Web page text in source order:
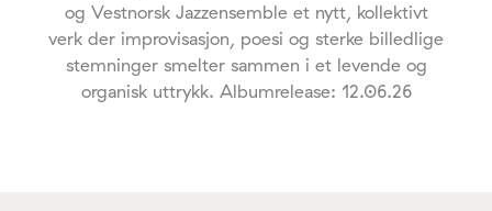
og Vestnorsk Jazzensemble et nytt, kollektivt
verk der improvisasjon, poesi og sterke billedlige
stemninger smelter sammen i et levende og
organisk uttrykk. Albumrelease: 12.06.26